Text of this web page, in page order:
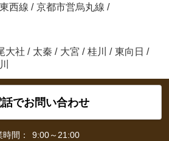
西線 / 京都市営烏丸線 /
大社 / 太秦 / 大宮 / 桂川 / 東向日 /
話でお問い合わせ
間： 9:00～21:00